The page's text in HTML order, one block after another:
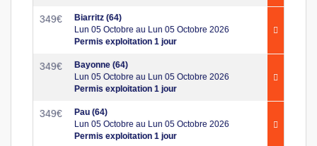
349€
Biarritz (64)
Lun 05 Octobre au Lun 05 Octobre 2026
Permis exploitation 1 jour
349€
Bayonne (64)
Lun 05 Octobre au Lun 05 Octobre 2026
Permis exploitation 1 jour
349€
Pau (64)
Lun 05 Octobre au Lun 05 Octobre 2026
Permis exploitation 1 jour